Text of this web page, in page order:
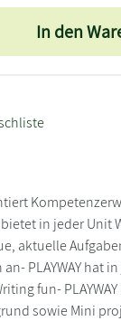
In den
in jeder Unit
aktuelle
PLAYWAY hat
fun-
sowie Mini